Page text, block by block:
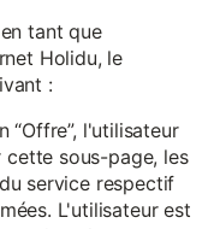
tant que
Holidu, le
:
“Offre”, l'utilisateur
cette sous-page, les
service respectif
L'utilisateur est